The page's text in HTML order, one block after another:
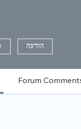
הודעה
Forum